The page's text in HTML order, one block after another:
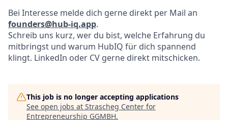
Bei Interesse melde dich gerne direkt per Mail an
founders@hub-iq.app.
Schreib uns kurz, wer du bist, welche Erfahrung du
mitbringst und warum HubIQ für dich spannend
klingt. LinkedIn oder CV gerne direkt mitschicken.
This job is no longer accepting applications
See open jobs at Strascheg Center for
Entrepreneurship GGMBH.